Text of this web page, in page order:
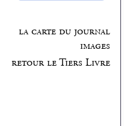
la carte du journal
images
retour le Tiers Livre